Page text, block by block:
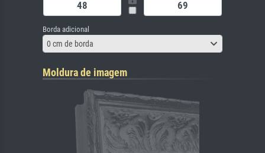
Borda adicional
0 cm de borda
Moldura de imagem